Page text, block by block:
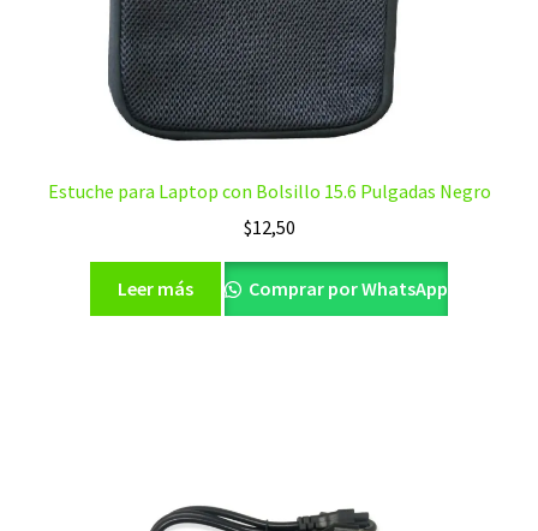
Estuche para Laptop con Bolsillo 15.6 Pulgadas Negro
$12,50
Leer más Comprar por WhatsApp